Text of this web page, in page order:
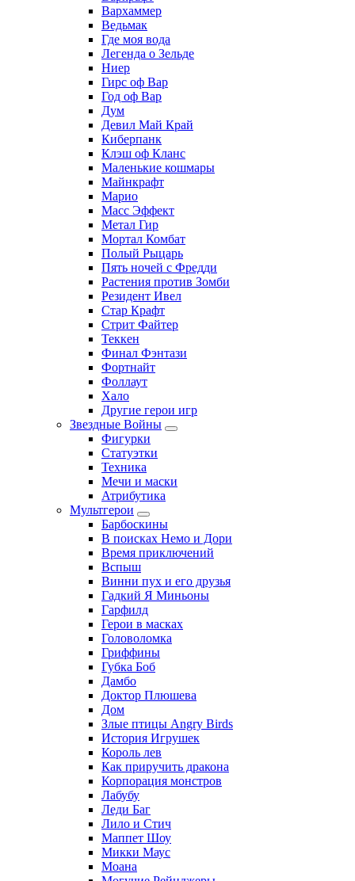
Вархаммер
Ведьмак
Где моя вода
Легенда о Зельде
Ниер
Гирс оф Вар
Год оф Вар
Дум
Девил Май Край
Киберпанк
Клэш оф Кланс
Маленькие кошмары
Майнкрафт
Марио
Масс Эффект
Метал Гир
Мортал Комбат
Полый Рыцарь
Пять ночей с Фредди
Растения против Зомби
Резидент Ивел
Стар Крафт
Стрит Файтер
Теккен
Финал Фэнтази
Фортнайт
Фоллаут
Хало
Другие герои игр
Звездные Войны
Фигурки
Статуэтки
Техника
Мечи и маски
Атрибутика
Мультгерои
Барбоскины
В поисках Немо и Дори
Время приключений
Вспыш
Винни пух и его друзья
Гадкий Я Миньоны
Гарфилд
Герои в масках
Головоломка
Гриффины
Губка Боб
Дамбо
Доктор Плюшева
Дом
Злые птицы Angry Birds
История Игрушек
Король лев
Как приручить дракона
Корпорация монстров
Лабубу
Леди Баг
Лило и Стич
Маппет Шоу
Микки Маус
Моана